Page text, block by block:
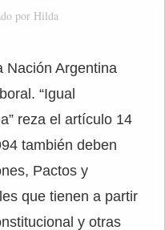
por Hilda
Nación Argentina
“Igual
reza el artículo 14
también deben
Pactos y
que tienen a partir
y otras